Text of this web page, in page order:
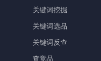
关键词挖掘
关键词选品
关键词反查
查竞品